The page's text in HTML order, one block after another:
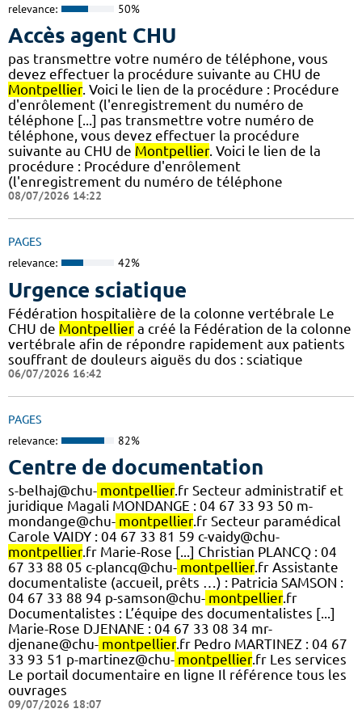
relevance: 50%
Accès agent CHU
pas transmettre votre numéro de téléphone, vous
devez effectuer la procédure suivante au CHU de
Montpellier. Voici le lien de la procédure : Procédure
d'enrôlement (l'enregistrement du numéro de
téléphone [...] pas transmettre votre numéro de
téléphone, vous devez effectuer la procédure
suivante au CHU de Montpellier. Voici le lien de la
procédure : Procédure d'enrôlement
(l'enregistrement du numéro de téléphone
08/07/2026 14:22
PAGES
relevance: 42%
Urgence sciatique
Fédération hospitalière de la colonne vertébrale Le
CHU de Montpellier a créé la Fédération de la colonne
vertébrale afin de répondre rapidement aux patients
souffrant de douleurs aiguës du dos : sciatique
06/07/2026 16:42
PAGES
relevance: 82%
Centre de documentation
s-belhaj@chu- montpellier.fr Secteur administratif et
juridique Magali MONDANGE : 04 67 33 93 50 m-
mondange@chu- montpellier.fr Secteur paramédical
Carole VAIDY : 04 67 33 81 59 c-vaidy@chu-
montpellier.fr Marie-Rose [...] Christian PLANCQ : 04
67 33 88 05 c-plancq@chu- montpellier.fr Assistante
documentaliste (accueil, prêts …) : Patricia SAMSON :
04 67 33 88 94 p-samson@chu- montpellier.fr
Documentalistes : L’équipe des documentalistes [...]
Marie-Rose DJENANE : 04 67 33 08 34 mr-
djenane@chu- montpellier.fr Pedro MARTINEZ : 04 67
33 93 51 p-martinez@chu- montpellier.fr Les services
Le portail documentaire en ligne Il référence tous les
ouvrages
09/07/2026 18:07